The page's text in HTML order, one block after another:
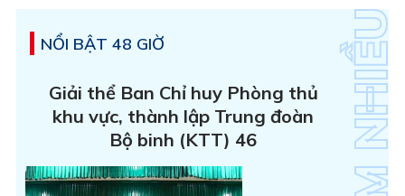
NỔI BẬT 48 GIỜ
Giải thể Ban Chỉ huy Phòng thủ
khu vực, thành lập Trung đoàn
Bộ binh (KTT) 46